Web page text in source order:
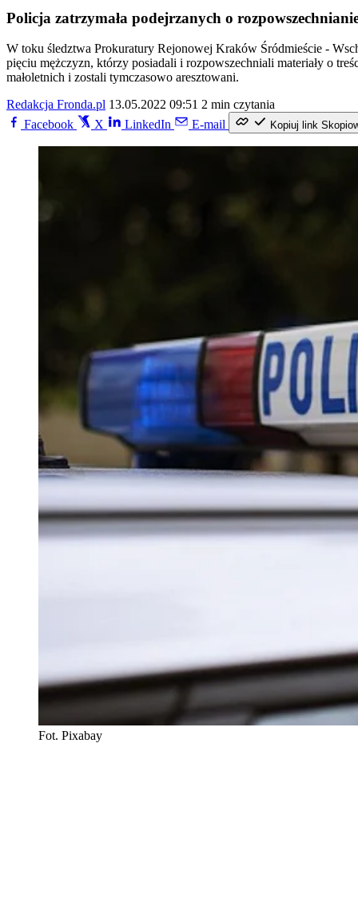
Policja zatrzymała podejrzanych o
W toku śledztwa Prokuratury Rejonowej Kraków Śródmieście -
pięciu mężczyzn, którzy posiadali i rozpowszechniali materiały o
małoletnich i zostali tymczasowo aresztowani.
Redakcja Fronda.pl 13.05.2022 09:51 2 min czytania
Facebook
X LinkedIn E-mail Kopiuj link
Fot. Pixabay